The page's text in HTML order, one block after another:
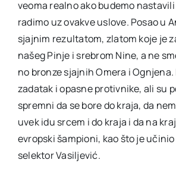
veoma realno ako budemo nastavili
radimo uz ovakve uslove. Posao u
sjajnim rezultatom, zlatom koje je
našeg Pinje i srebrom Nine, a ne
no bronze sjajnih Omera i
zadatak i opasne protivnike, ali su
spremni da se bore do kraja, da
uvek idu srcem i do kraja i da na
evropski šampioni, kao što je učinio
selektor Vasiljević.